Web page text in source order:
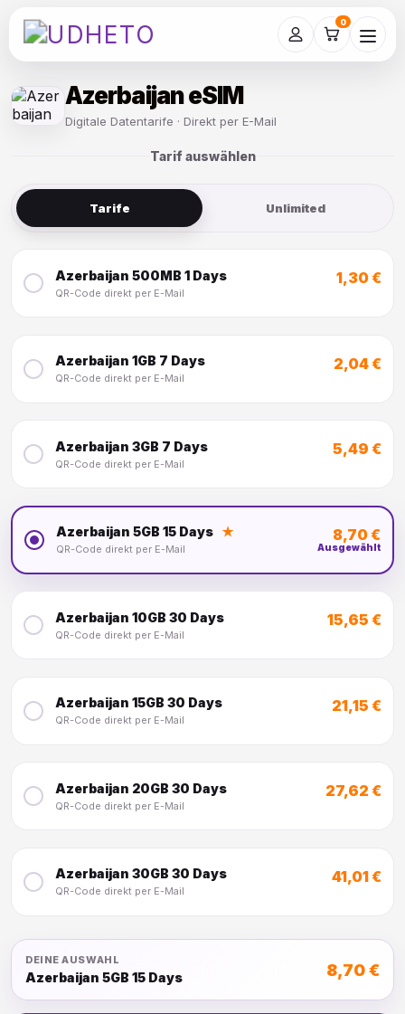
0
content
Azerbaijan eSIM
Digitale Datentarife · Direkt per E-Mail
Tarif auswählen
Tarife Unlimited
Azerbaijan 500MB 1 Days
QR-Code direkt per E-Mail
1,30 €
Azerbaijan 1GB 7 Days
QR-Code direkt per E-Mail
2,04 €
Azerbaijan 3GB 7 Days
QR-Code direkt per E-Mail
5,49 €
Azerbaijan 5GB 15 Days ★
QR-Code direkt per E-Mail
8,70 €
Ausgewählt
Azerbaijan 10GB 30 Days
QR-Code direkt per E-Mail
15,65 €
Azerbaijan 15GB 30 Days
QR-Code direkt per E-Mail
21,15 €
Azerbaijan 20GB 30 Days
QR-Code direkt per E-Mail
27,62 €
Azerbaijan 30GB 30 Days
QR-Code direkt per E-Mail
41,01 €
DEINE AUSWAHL
Azerbaijan 5GB 15 Days 8,70 €